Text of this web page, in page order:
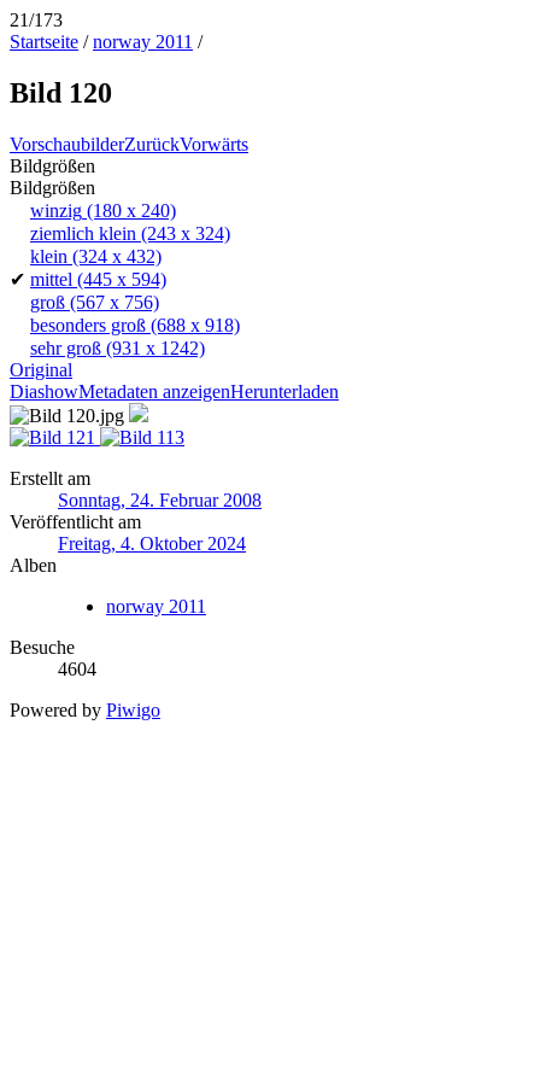
21/173
Startseite /norway 2011 /
Bild 120
VorschaubilderZurückVorwärts
Bildgrößen
Bildgrößen
winzig (180 x 240)
ziemlich klein (243 x 324)
klein (324 x 432)
✔ mittel (445 x 594)
groß (567 x 756)
besonders groß (688 x 918)
sehr groß (931 x 1242)
Original
DiashowMetadaten anzeigenHerunterladen
Erstellt am
Sonntag, 24. Februar 2008
Veröffentlicht am
Freitag, 4. Oktober 2024
Alben
norway 2011
Besuche
4604
Powered by Piwigo